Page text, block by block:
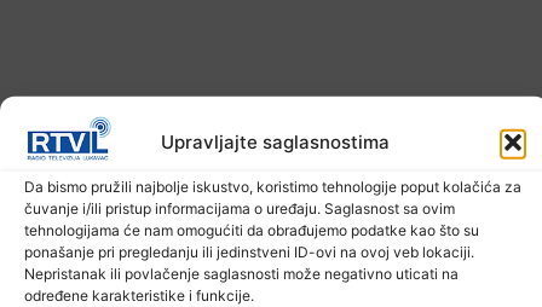
Upravljajte saglasnostima
Da bismo pružili najbolje iskustvo, koristimo tehnologije poput kolačića za
čuvanje i/ili pristup informacijama o uređaju. Saglasnost sa ovim
tehnologijama će nam omogućiti da obrađujemo podatke kao što su
ponašanje pri pregledanju ili jedinstveni ID-ovi na ovoj veb lokaciji.
Nepristanak ili povlačenje saglasnosti može negativno uticati na
određene karakteristike i funkcije.
U TK povećan broj požara